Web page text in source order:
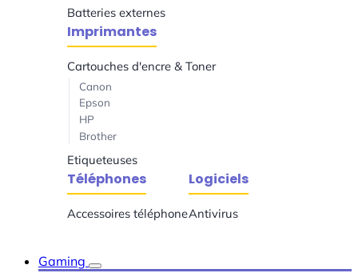
Batteries externes
Imprimantes
Cartouches d'encre & Toner
Canon
Epson
HP
Brother
Etiqueteuses
Téléphones
Accessoires téléphone
Logiciels
Antivirus
Gaming